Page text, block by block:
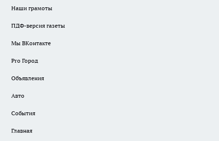
Наши грамоты
ПДФ-версия газеты
Мы ВКонтакте
Pro Город
Объявления
Авто
События
Главная